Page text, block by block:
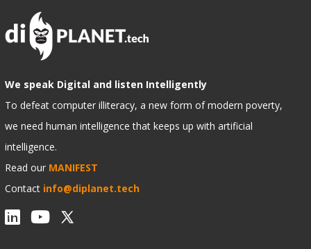
We speak Digital and listen Intelligently
To defeat computer illiteracy, a new form of modern poverty,
we need human intelligence that keeps up with artificial
intelligence.
Read our MANIFEST
Contact info@diplanet.tech